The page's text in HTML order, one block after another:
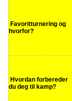
Favoritturnering og
hvorfor?
Hvordan forbereder
du deg til kamp?